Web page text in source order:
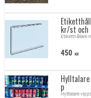
kr/st
Etiketthållare
450 KR
p
Hylltalare